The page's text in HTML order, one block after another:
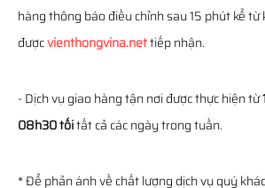
hàng thông báo điều chỉnh sau 15 phút kể từ
đượcvienthongvina.nettiếp nhận.
- Dịch vụ giao hàng tận nơi được thực hiện từ
08h30 tốitất cả các ngày trong tuần.
* Để phản ánh về chất lượng dịch vụ quý